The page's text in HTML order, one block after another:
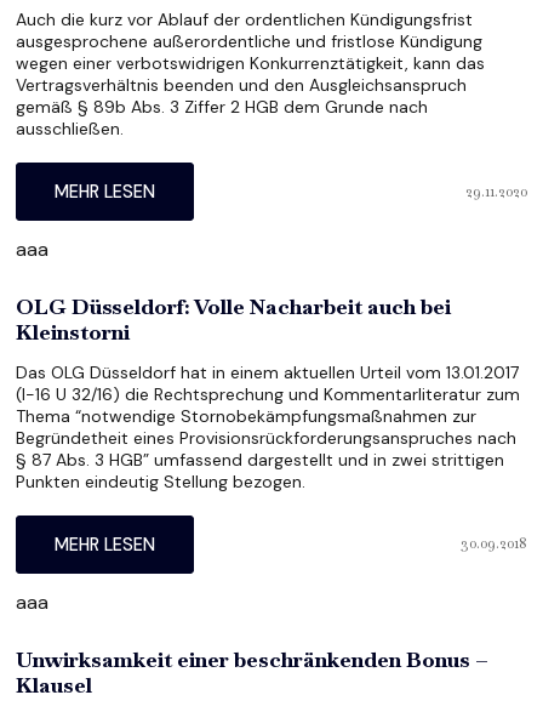
Auch die kurz vor Ablauf der ordentlichen Kündigungsfrist
ausgesprochene außerordentliche und fristlose Kündigung
wegen einer verbotswidrigen Konkurrenztätigkeit, kann das
Vertragsverhältnis beenden und den Ausgleichsanspruch
gemäß § 89b Abs. 3 Ziffer 2 HGB dem Grunde nach
ausschließen.
MEHR LESEN 29.11.2020
aaa
OLG Düsseldorf: Volle Nacharbeit auch bei
Kleinstorni
Das OLG Düsseldorf hat in einem aktuellen Urteil vom 13.01.2017
(I-16 U 32/16) die Rechtsprechung und Kommentarliteratur zum
Thema “notwendige Stornobekämpfungsmaßnahmen zur
Begründetheit eines Provisionsrückforderungsanspruches nach
§ 87 Abs. 3 HGB” umfassend dargestellt und in zwei strittigen
Punkten eindeutig Stellung bezogen.
MEHR LESEN 30.09.2018
aaa
Unwirksamkeit einer beschränkenden Bonus –
Klausel